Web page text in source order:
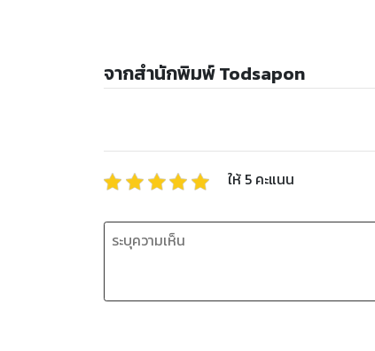
จากสำนักพิมพ์ Todsapon
ให้ 5 คะแนน